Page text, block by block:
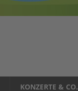
KONZERTE & CO.